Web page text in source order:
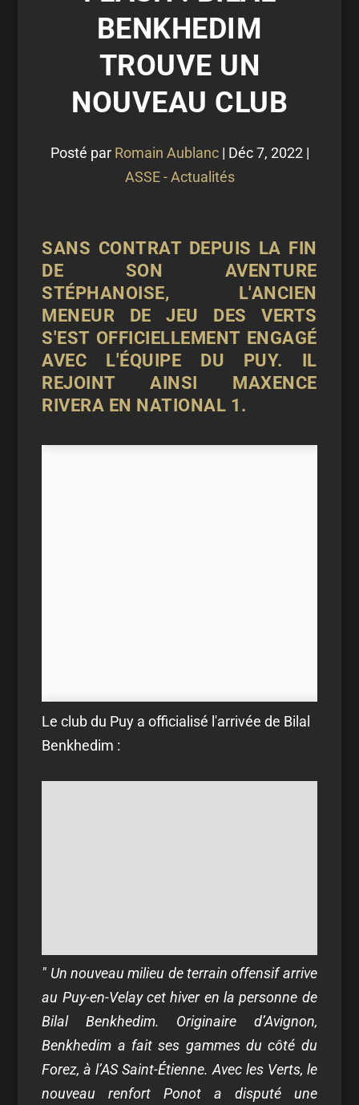
BENKHEDIM
TROUVE UN
NOUVEAU CLUB
Posté par Romain Aublanc| Déc 7, 2022|
ASSE - Actualités
SANS CONTRAT DEPUIS LA FIN
DE SON AVENTURE
STÉPHANOISE, L'ANCIEN
MENEUR DE JEU DES VERTS
S'EST OFFICIELLEMENT ENGAGÉ
AVEC L'ÉQUIPE DU PUY. IL
REJOINT AINSI MAXENCE
RIVERA EN NATIONAL 1.
Le club du Puy a officialisé l'arrivée de Bilal
Benkhedim :
" Un nouveau milieu de terrain offensif arrive
au Puy-en-Velay cet hiver en la personne de
Bilal Benkhedim. Originaire d’Avignon,
Benkhedim a fait ses gammes du côté du
Forez, à l’AS Saint-Étienne. Avec les Verts, le
nouveau renfort Ponot a disputé une